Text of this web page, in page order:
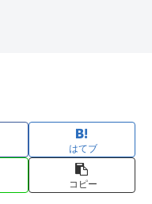
はてブ
コピー